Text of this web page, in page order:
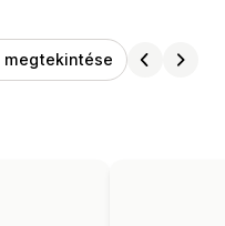
megtekintése